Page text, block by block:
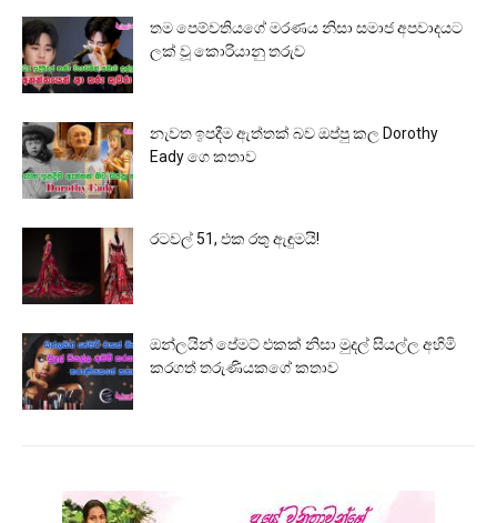
තම පෙම්වතියගේ මරණය නිසා සමාජ අපවාදයට
ලක් වූ කොරියානු තරුව
නැවත ඉපදීම ඇත්තක් බව ඔප්පු කල Dorothy
Eady ගෙ කතාව
රටවල් 51, එක රතු ඇඳුමයි!
ඔන්ලයින් පේමට් එකක් නිසා මුදල් සියල්ල අහිමි
කරගත් තරුණියකගේ කතාව